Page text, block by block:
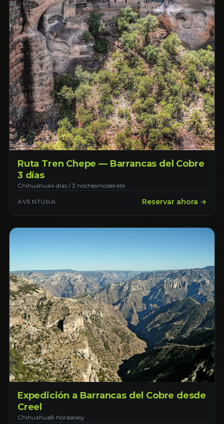
Ruta Tren Chepe — Barrancas del Cobre
3 días
Chihuahua4 días / 3 nochesmoderate
AVENTURA Reservar ahora →
Expedición a Barrancas del Cobre desde
Creel
Chihuahua8 horaseasy